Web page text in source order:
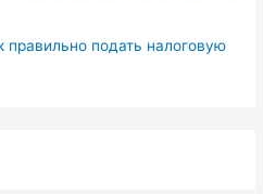
правильно подать налоговую